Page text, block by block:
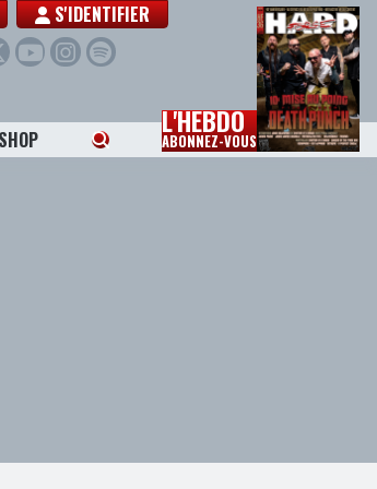
S'IDENTIFIER
SHOP L'HEBDO
ABONNEZ-VOUS